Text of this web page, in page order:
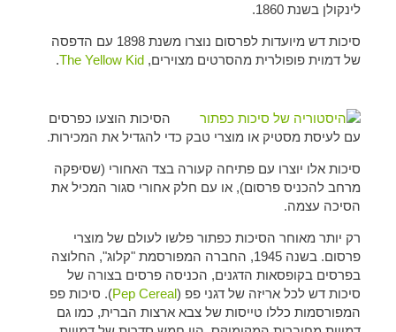
לינקולן בשנת 1860.
סיכות דש מיועדות לפרסום נוצרו משנת 1898 עם הדפסה
של דמוית פופולרית מהסרטים מצוירים, The Yellow Kid
.
הסיכות הוצעו כפרסים
עם לעיסת מסטיק או מוצרי טבק כדי להגדיל את המכירות.
סיכות אלו יוצרו עם פתיחה קעורה בצד האחורי (שסיפקה
מרחב להכניס פרסום), או עם חלק אחורי סגור המכיל את
הסיכה עצמה.
רק יותר מאוחר הסיכות כפתור פלשו לעולם של מוצרי
פרסום. בשנה 1945, החברה המפורסמת "קלוג", החלוצה
בפרסים בקופסאות הדגנים, הכניסה פרסים בצורה של
סיכות דש לכל אריזה של דגני פפ (Pep Cereal). סיכות פפ
המפורסמות כללו טייסות של צבא ארצות הברית, כמו גם